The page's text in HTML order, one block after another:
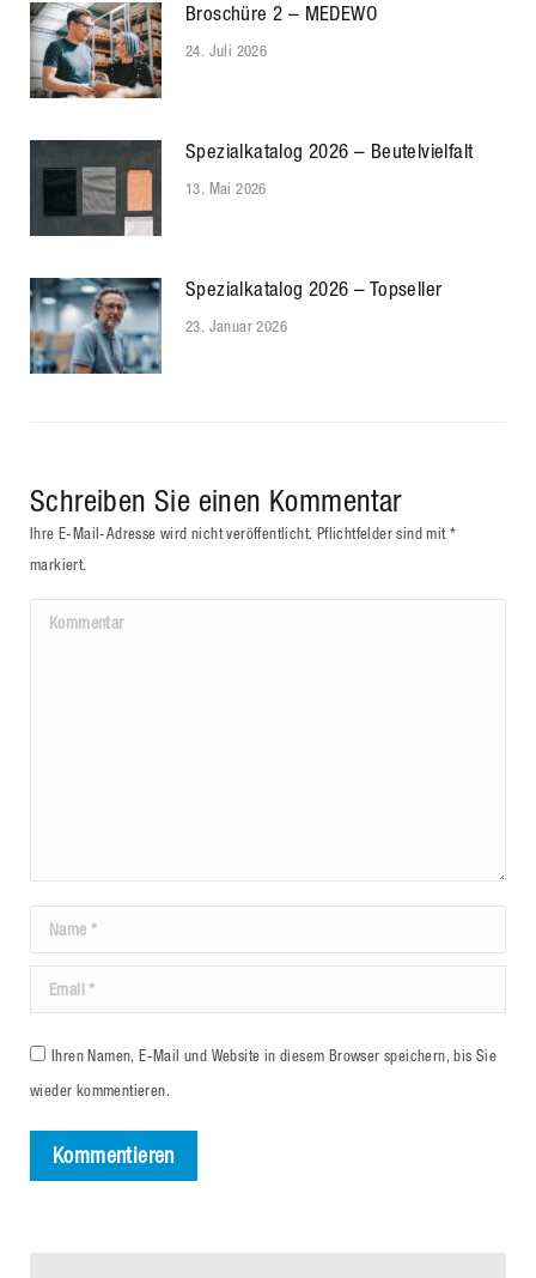
Broschüre 2 – MEDEWO
24. Juli 2026
Spezialkatalog 2026 – Beutelvielfalt
13. Mai 2026
Spezialkatalog 2026 – Topseller
23. Januar 2026
Schreiben Sie einen Kommentar
Ihre E-Mail-Adresse wird nicht veröffentlicht. Pflichtfelder sind mit *
markiert.
Kommentar
Name *
Email *
Ihren Namen, E-Mail und Website in diesem Browser speichern, bis Sie
wieder kommentieren.
Kommentieren